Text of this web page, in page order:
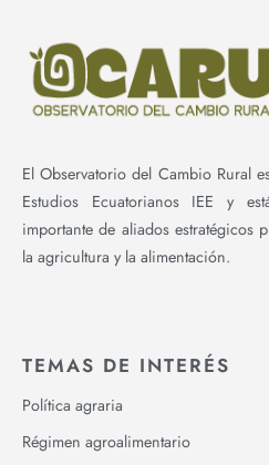
El Observatorio del Cambio Rural
Estudios Ecuatorianos IEE y
importante de aliados estratégicos
la agricultura y la alimentación.
TEMAS DE INTERÉS
Política agraria
Régimen agroalimentario